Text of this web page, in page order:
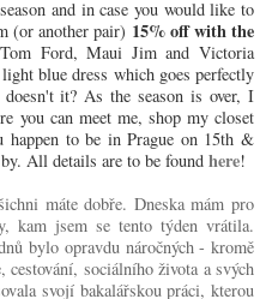
and in case you would like to
(or another pair) 15% off with the
Tom Ford, Maui Jim and Victoria
blue dress which goes perfectly
it? As the season is over, I
you can meet me, shop my closet
happen to be in Prague on 15th &
All details are to be found here!
máte dobře. Dneska mám pro
kam jsem se tento týden vrátila.
bylo opravdu náročných - kromě
cestování, sociálního života a svých
svojí bakalářskou práci, kterou